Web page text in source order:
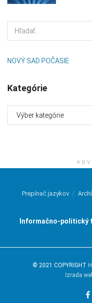
NOVÝ SAD POČASIE
Kategórie
Prepínač jazykov
Informačno-politický
© 2021 COPYRIGHT
Izrada